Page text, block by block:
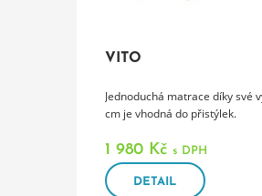
VITO
Jednoduchá matrace díky své
cm je vhodná do přistýlek.
1 980 Kč s DPH
DETAIL